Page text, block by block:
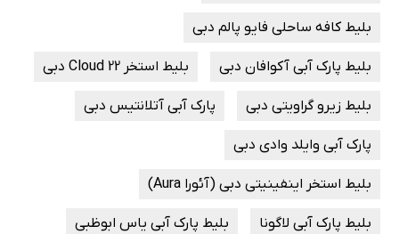
بلیط کافه ساحلی فایو پالم دبی
بلیط پارک آبی آکوافان دبی بلیط استخر Cloud 22 دبی
بلیط زیرو گراویتی دبی پارک آبی آتلانتیس دبی
پارک آبی وایلد وادی دبی
بلیط استخر اینفینیتی دبی (آئورا Aura)
بلیط پارک آبی لاگونا بلیط پارک آبی یاس ابوظبی